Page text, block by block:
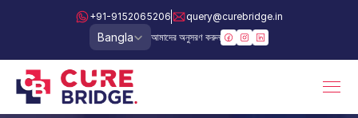
+91-9152065206 query@curebridge.in
Select Language
Bangla আমাদের অনুসরণ করুন